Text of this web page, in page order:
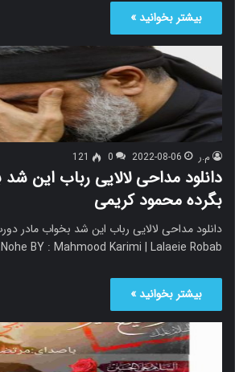
بیشتر بخوانید »
م.ر 2022-08-06
0
121
دانلود مداحی لالایی رباب این
بگرده محمود کریمی
Nohe BY : Mahmood Karimi | Lalaeie Robab…
بیشتر بخوانید »